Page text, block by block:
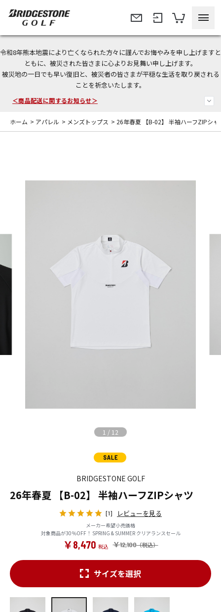
令和8年熊本地震により亡くなられた方々に謹んでお悔やみを申し上げますと
ともに、被災された皆さまに心よりお見舞い申し上げます。
被災地の一日でも早い復旧と、被災者の皆さまが平穏な生活を取り戻される
ことを祈念いたします。
今なら新規会員登録で1,000円OFFクーポンプレゼント！
＜商品配送に関するお知らせ＞
＜夏季休暇中のご注文・発送・お問い合わせ＞
ホーム > アパレル > メンズトップス > 26年春夏 【B-02】 半袖ハーフZIPシャ
1 / 12
BRIDGESTONE GOLF
26年春夏 【B-02】 半袖ハーフZIPシャツ
[1] レビューを見る
メーカー希望小売価格
対象商品が30％OFF！ SPRING & SUMMER クリアランスセール
￥12,100
￥8,470
サイズを選択